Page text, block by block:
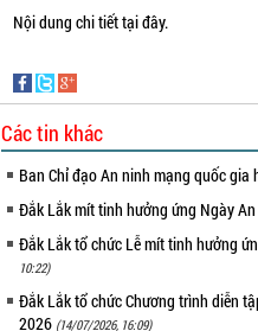
Nội dung chi tiếttại đây.
Các tin khác
Ban Chỉ đạo An ninh mạng quốc
Đắk Lắk mít tinh hưởng ứng Ngày
Đắk Lắk tổ chức Lễ mít tinh hưởng
10:22)
Đắk Lắk tổ chức Chương trình diễn
2026 (14/07/2026, 16:09)